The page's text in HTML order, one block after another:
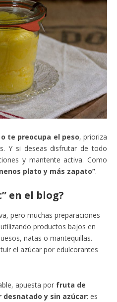
te preocupa el peso, prioriza
Y si deseas disfrutar de todo
y mantente activa. Como
plato y más zapato”.
en el blog?
pero muchas preparaciones
productos bajos en
natas o mantequillas.
el azúcar por edulcorantes
apuesta por fruta de
desnatado y sin azúcar: es